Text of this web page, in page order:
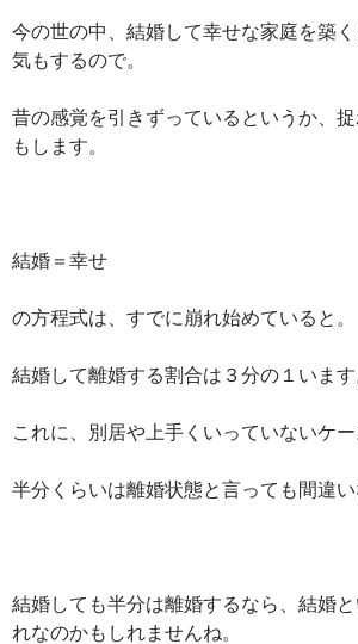
今の世の中、結婚して幸せな家庭を築
気もするので。
昔の感覚を引きずっているというか、
もします。
結婚＝幸せ
の方程式は、すでに崩れ始めていると。
結婚して離婚する割合は３分の１います
これに、別居や上手くいっていないケ
半分くらいは離婚状態と言っても間違い
結婚しても半分は離婚するなら、結婚
れなのかもしれませんね。